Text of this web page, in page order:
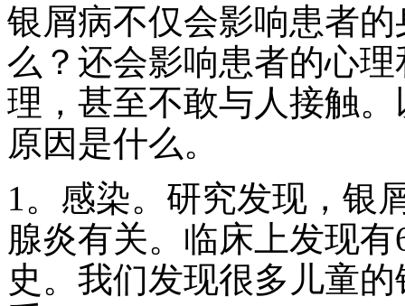
银屑病不仅会影响患者
么？还会影响患者的心
理，甚至不敢与人接触
原因是什么。
1。感染。研究发现，银
腺炎有关。临床上发现
史。我们发现很多儿童